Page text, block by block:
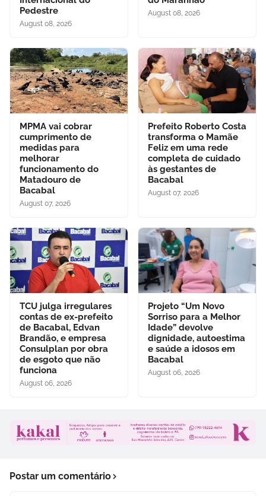
Pedestre
August 08, 2026
August 08, 2026
MPMA vai cobrar
cumprimento de
medidas para
melhorar
funcionamento do
Matadouro de
Bacabal
August 07, 2026
Prefeito Roberto Costa
transforma o Mamãe
Feliz em uma rede
completa de cuidado
às gestantes de
Bacabal
August 07, 2026
TCU julga irregulares
contas de ex-prefeito
de Bacabal, Edvan
Brandão, e empresa
Consulplan por obra
de esgoto que não
funciona
August 06, 2026
Projeto “Um Novo
Sorriso para a Melhor
Idade” devolve
dignidade, autoestima
e saúde a idosos em
Bacabal
August 06, 2026
Postar um comentário